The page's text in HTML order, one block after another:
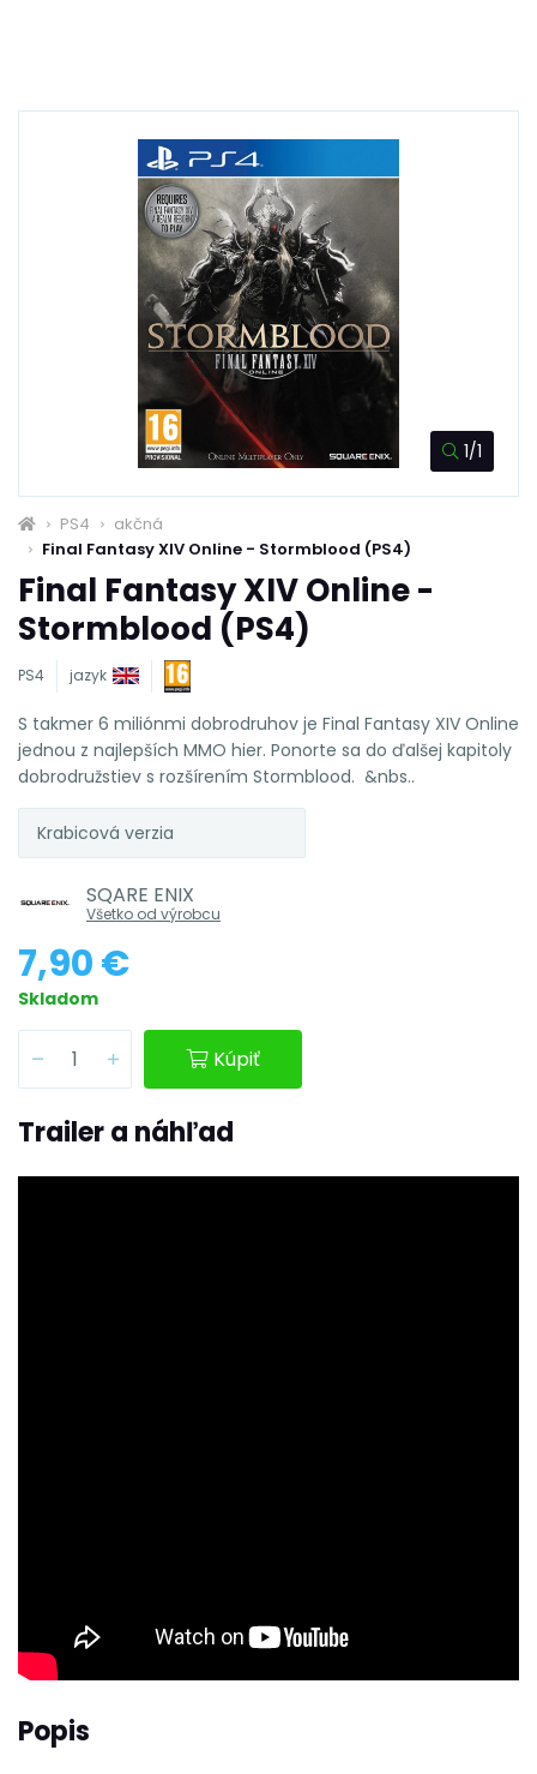
1/1
PS4
akčná
Final Fantasy XIV Online - Stormblood (PS4)
Final Fantasy XIV Online -
Stormblood (PS4)
PS4 jazyk
S takmer 6 miliónmi dobrodruhov je Final Fantasy XIV Online
jednou z najlepších MMO hier. Ponorte sa do ďalšej kapitoly
dobrodružstiev s rozšírením Stormblood. &nbs..
Krabicová verzia
SQARE ENIX
Všetko od výrobcu
7,90 €
Skladom
Kúpiť
Trailer a náhľad
Popis